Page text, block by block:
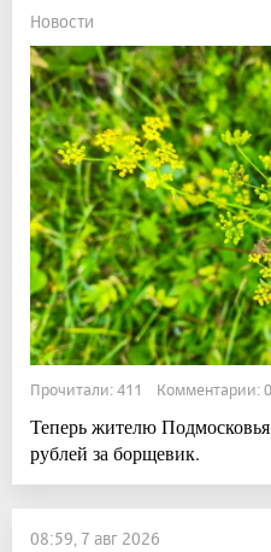
Новости
Прочитали: 411 Комментарии: 0
Теперь жителю
рублей за борщевик.
08:59, 7 авг 2026